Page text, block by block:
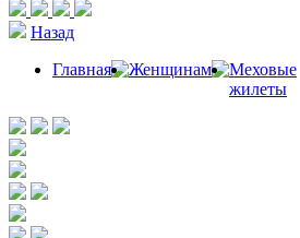
Назад
Главная
Женщинам
Меховые
жилеты